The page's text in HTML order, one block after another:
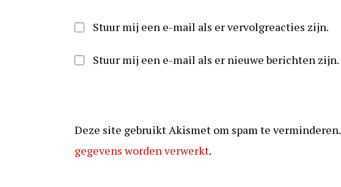
kunnen
reageren
Stuur mij een e-mail als er vervolgreacties zijn.
Stuur mij een e-mail als er nieuwe berichten zijn.
Deze site gebruikt Akismet om spam te verminderen.
gegevens worden verwerkt.